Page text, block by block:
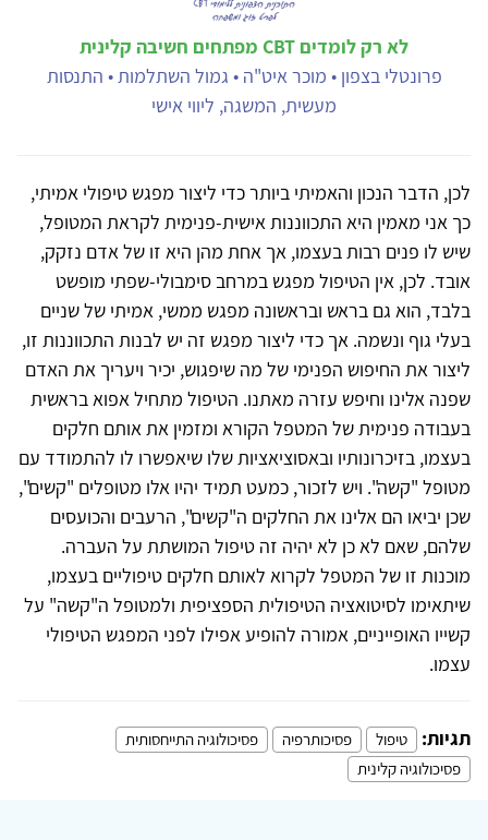
לא רק לומדים CBT מפתחים חשיבה קלינית
פרונטלי בצפון • מוכר איט"ה • גמול השתלמות • התנסות
מעשית, המשגה, ליווי אישי
לכן, הדבר הנכון והאמיתי ביותר כדי ליצור מפגש טיפולי אמיתי,
כך אני מאמין היא התכווננות אישית-פנימית לקראת המטופל,
שיש לו פנים רבות בעצמו, אך אחת מהן היא זו של אדם נזקק,
אובד. לכן, אין הטיפול מפגש במרחב סימבולי-שפתי מופשט
בלבד, הוא גם בראש ובראשונה מפגש ממשי, אמיתי של שניים
בעלי גוף ונשמה. אך כדי ליצור מפגש זה יש לבנות התכווננות זו,
ליצור את החיפוש הפנימי של מה שיפגוש, יכיר ויעריך את האדם
שפנה אלינו וחיפש עזרה מאתנו. הטיפול מתחיל אפוא בראשית
בעבודה פנימית של המטפל הקורא ומזמין את אותם חלקים
בעצמו, בזיכרונותיו ובאסוציאציות שלו שיאפשרו לו להתמודד עם
מטופל "קשה". ויש לזכור, כמעט תמיד יהיו אלו מטופלים "קשים",
שכן יביאו הם אלינו את החלקים ה"קשים", הרעבים והכועסים
שלהם, שאם לא כן לא יהיה זה טיפול המושתת על העברה.
מוכנות זו של המטפל לקרוא לאותם חלקים טיפוליים בעצמו,
שיתאימו לסיטואציה הטיפולית הספציפית ולמטופל ה"קשה" על
קשייו האופייניים, אמורה להופיע אפילו לפני המפגש הטיפולי
עצמו.
תגיות: טיפול פסיכותרפיה
פסיכולוגיה התייחסותית
פסיכולוגיה קלינית